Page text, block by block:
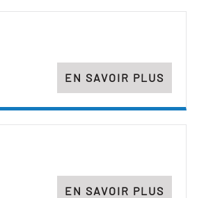
EN SAVOIR PLUS
EN SAVOIR PLUS